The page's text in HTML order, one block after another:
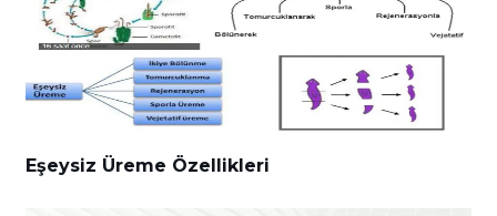
Eşeysiz Üreme Özellikleri